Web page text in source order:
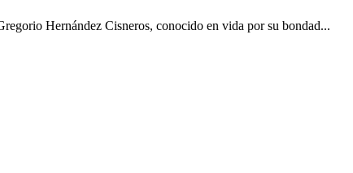
Hernández Cisneros, conocido en vida por su bondad...